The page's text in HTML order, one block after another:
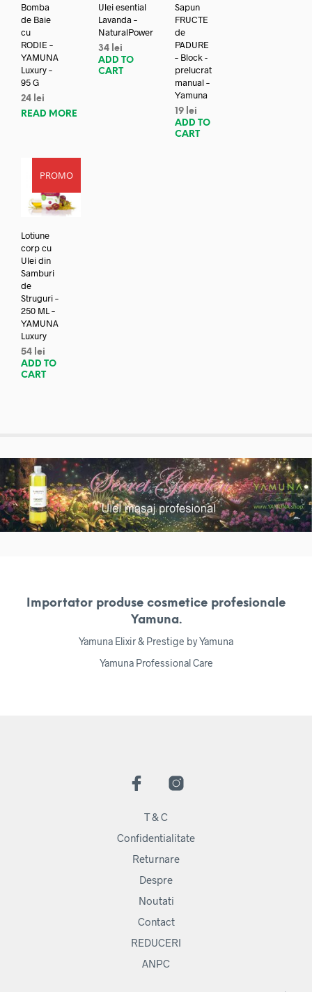
Bomba
de Baie
cu
RODIE –
YAMUNA
Luxury –
95 G
24 lei
READ MORE
Ulei esential
Lavanda –
NaturalPower
34 lei
ADD TO
CART
Sapun
FRUCTE
de
PADURE
– Block -
prelucrat
manual –
Yamuna
19 lei
ADD TO
CART
PROMO
Lotiune
corp cu
Ulei din
Samburi
de
Struguri –
250 ML –
YAMUNA
Luxury
54 lei
ADD TO
CART
Importator produse cosmetice profesionale
Yamuna.
Yamuna Elixir & Prestige by Yamuna
Yamuna Professional Care
T & C
Confidentialitate
Returnare
Despre
Noutati
Contact
REDUCERI
ANPC